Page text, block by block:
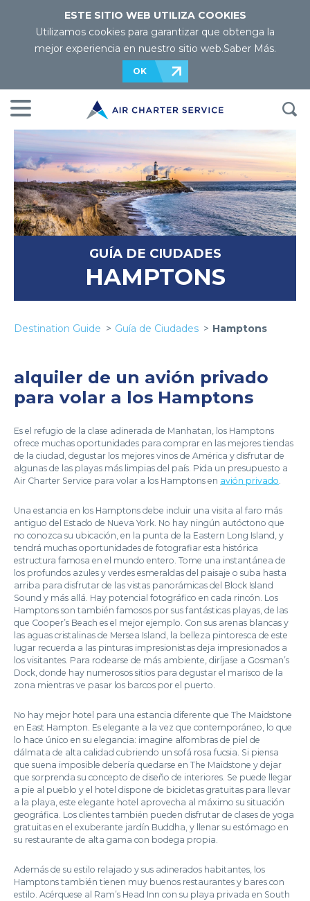
ESTE SITIO WEB UTILIZA COOKIES
Utilizamos cookies para garantizar que obtenga la
mejor experiencia en nuestro sitio web.Saber Más.
OK
GUÍA DE CIUDADES
HAMPTONS
Destination Guide Guía de Ciudades Hamptons
alquiler de un avión privado
para volar a los Hamptons
Es el refugio de la clase adinerada de Manhatan, los Hamptons
ofrece muchas oportunidades para comprar en las mejores tiendas
de la ciudad, degustar los mejores vinos de América y disfrutar de
algunas de las playas más limpias del país. Pida un presupuesto a
Air Charter Service para volar a los Hamptons en avión privado.
Una estancia en los Hamptons debe incluir una visita al faro más
antiguo del Estado de Nueva York. No hay ningún autóctono que
no conozca su ubicación, en la punta de la Eastern Long Island, y
tendrá muchas oportunidades de fotografiar esta histórica
estructura famosa en el mundo entero. Tome una instantánea de
los profundos azules y verdes esmeraldas del paisaje o suba hasta
arriba para disfrutar de las vistas panorámicas del Block Island
Sound y más allá. Hay potencial fotográfico en cada rincón. Los
Hamptons son también famosos por sus fantásticas playas, de las
que Cooper’s Beach es el mejor ejemplo. Con sus arenas blancas y
las aguas cristalinas de Mersea Island, la belleza pintoresca de este
lugar recuerda a las pinturas impresionistas deja impresionados a
los visitantes. Para rodearse de más ambiente, diríjase a Gosman’s
Dock, donde hay numerosos sitios para degustar el marisco de la
zona mientras ve pasar los barcos por el puerto.
No hay mejor hotel para una estancia diferente que The Maidstone
en East Hampton. Es elegante a la vez que contemporáneo, lo que
lo hace único en su elegancia: imagine alfombras de piel de
dálmata de alta calidad cubriendo un sofá rosa fucsia. Si piensa
que suena imposible debería quedarse en The Maidstone y dejar
que sorprenda su concepto de diseño de interiores. Se puede llegar
a pie al pueblo y el hotel dispone de bicicletas gratuitas para llevar
a la playa, este elegante hotel aprovecha al máximo su situación
geográfica. Los clientes también pueden disfrutar de clases de yoga
gratuitas en el exuberante jardín Buddha, y llenar su estómago en
su restaurante de alta gama con bodega propia.
Además de su estilo relajado y sus adinerados habitantes, los
Hamptons también tienen muy buenos restaurantes y bares con
estilo. Acérquese al Ram’s Head Inn con su playa privada en South